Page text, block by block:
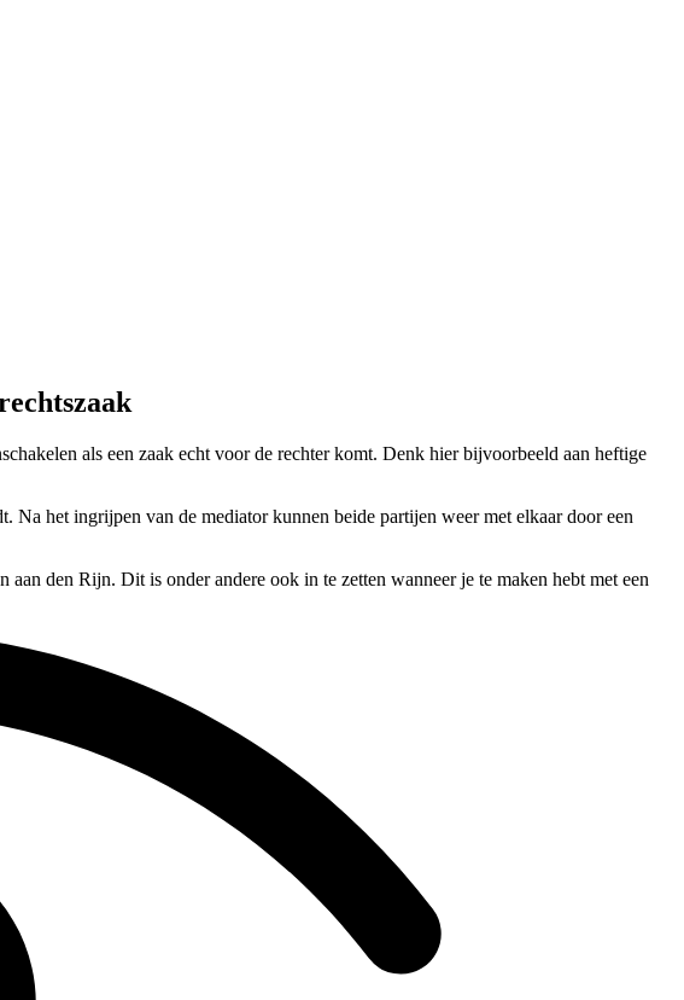
als een zaak echt voor de rechter komt. Denk hier bijvoorbeeld aan heftige
Na het ingrijpen van de mediator kunnen beide partijen weer met elkaar door een
den Rijn. Dit is onder andere ook in te zetten wanneer je te maken hebt met een